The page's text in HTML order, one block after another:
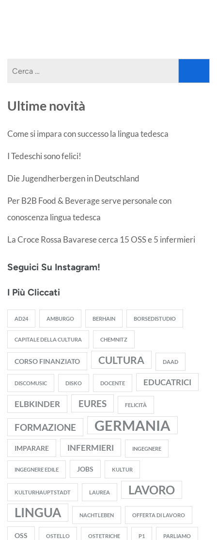
Ultime novità
Come si impara con successo la lingua tedesca
I Tedeschi sono felici!
Die Jugendherbergen in Deutschland
Per B2B Food & Beverage serve personale con
conoscenza lingua tedesca
La Croce Rossa Bavarese cerca 15 OSS e 5 infermieri
Seguici Su Instagram!
I Più Cliccati
AD24 AMBURGO BERHAIN BORSEDISTUDIO
CAPITALE DELLA CULTURA CHEMNITZ
CORSO FINANZIATO CULTURA DAAD
DISCOMUSIC DISKO DOCENTE EDUCATRICI
ELBKINDER EURES FELICITÀ
FORMAZIONE GERMANIA
IMPARARE INFERMIERI INGEGNERE
INGEGNERE EDILE JOBS KULTUR
KULTURHAUPTSTADT LAUREA LAVORO
LINGUA NACHTLEBEN OFFERTA DI LAVORO
OSS OSTELLO OSTETRICHE P1 PARLIAMO